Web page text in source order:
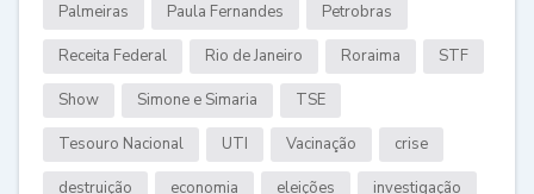
Palmeiras Paula Fernandes Petrobras
Receita Federal Rio de Janeiro Roraima STF
Show Simone e Simaria TSE
Tesouro Nacional UTI Vacinação crise
destruição economia eleições investigação